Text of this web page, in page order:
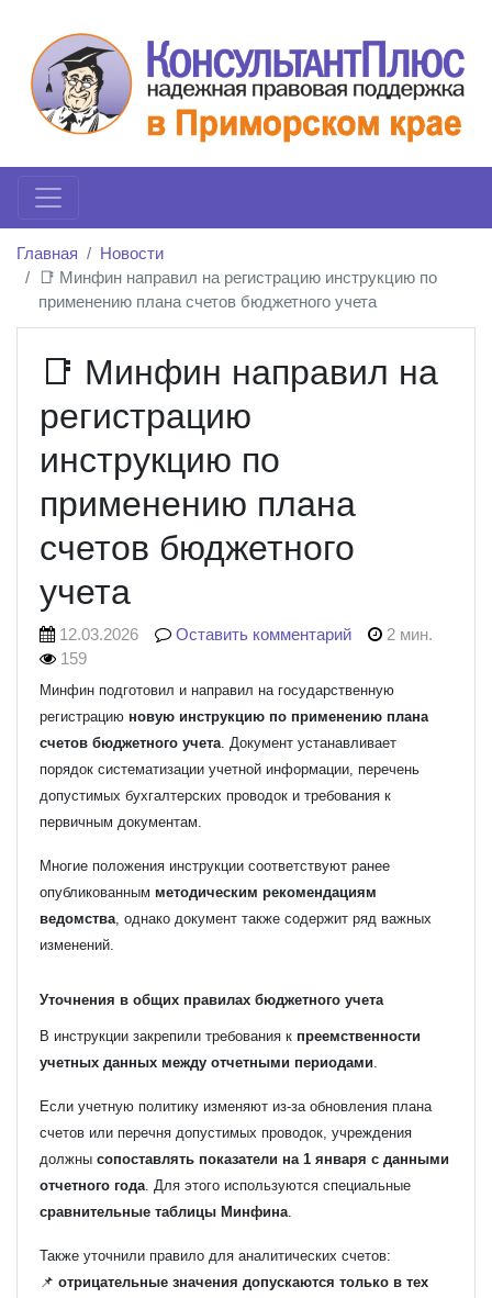
Главная
Новости
📑 Минфин направил на регистрацию инструкцию по
применению плана счетов бюджетного учета
📑 Минфин направил на
регистрацию
инструкцию по
применению плана
счетов бюджетного
учета
12.03.2026 Оставить комментарий
2 мин.
159
Минфин подготовил и направил на государственную
регистрацию новую инструкцию по применению плана
счетов бюджетного учета . Документ устанавливает
порядок систематизации учетной информации, перечень
допустимых бухгалтерских проводок и требования к
первичным документам.
Многие положения инструкции соответствуют ранее
опубликованным методическим рекомендациям
ведомства , однако документ также содержит ряд важных
изменений.
Уточнения в общих правилах бюджетного учета
В инструкции закрепили требования к преемственности
учетных данных между отчетными периодами
Если учетную политику изменяют из-за обновления плана
счетов или перечня допустимых проводок, учреждения
должны сопоставлять показатели на 1 января с данными
отчетного года . Для этого используются специальные
сравнительные таблицы Минфина
Также уточнили правило для аналитических счетов:
📌 отрицательные значения допускаются только в тех